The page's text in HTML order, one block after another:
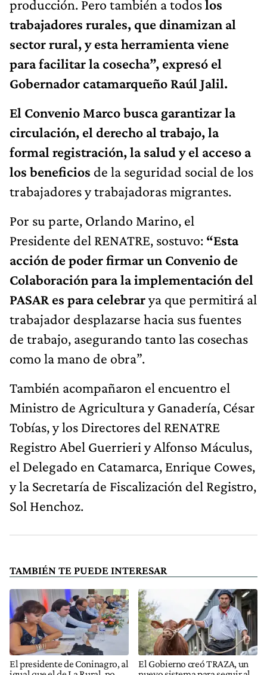
producción. Pero también a todoslos
trabajadores rurales, que dinamizan al
sector rural, y esta herramienta viene
para facilitar la cosecha”, expresó el
Gobernador catamarqueño Raúl Jalil.
El Convenio Marco busca garantizar la
circulación, el derecho al trabajo, la
formal registración, la salud y el acceso a
los beneficios de la seguridad social de los
trabajadores y trabajadoras migrantes.
Por su parte, Orlando Marino, el
Presidente del RENATRE, sostuvo: “Esta
acción de poder firmar un Convenio de
Colaboración para la implementación del
PASAR es para celebrarya que permitirá al
trabajador desplazarse hacia sus fuentes
de trabajo, asegurando tanto las cosechas
como la mano de obra”.
También acompañaron el encuentro el
Ministro de Agricultura y Ganadería, César
Tobías, y los Directores del RENATRE
Registro Abel Guerrieri y Alfonso Máculus,
el Delegado en Catamarca, Enrique Cowes,
y la Secretaría de Fiscalización del Registro,
Sol Henchoz.
TAMBIÉN TE PUEDE INTERESAR
El presidente de Coninagro, al
El Gobierno creó TRAZA, un